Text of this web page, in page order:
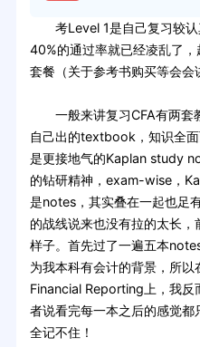
考Level 1是自己复习较认
40%的通过率就已经凌乱了
套餐（关于参考书购买等会会
一般来讲复习CFA有两套
自己出的textbook，知识全
是更接地气的Kaplan study
的钻研精神，exam-wise，
是notes，其实叠在一起也
的战线说来也没有拉的太长
样子。首先过了一遍五本
为我本科有会计的背景，所
Financial Reporting上，我反
者说看完每一本之后的感觉
全记不住！